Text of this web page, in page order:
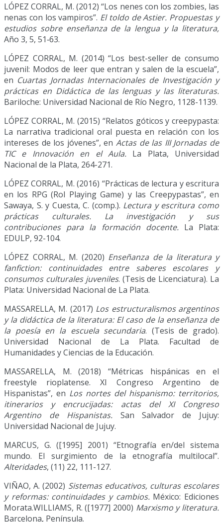
LÓPEZ CORRAL, M. (2012) “Los nenes con los zombies, las
nenas con los vampiros”. El toldo de Astier. Propuestas y
estudios sobre enseñanza de la lengua y la literatura,
Año 3, 5, 51‐63.
LÓPEZ CORRAL, M. (2014) “Los best-seller de consumo
juvenil: Modos de leer que entran y salen de la escuela”,
en Cuartas Jornadas Internacionales de Investigación y
prácticas en Didáctica de las lenguas y las literaturas.
Bariloche: Universidad Nacional de Río Negro, 1128-1139.
LÓPEZ CORRAL, M. (2015) “Relatos góticos y creepypasta:
La narrativa tradicional oral puesta en relación con los
intereses de los jóvenes”, en Actas de las III Jornadas de
TIC e Innovación en el Aula. La Plata, Universidad
Nacional de la Plata, 264-271.
LÓPEZ CORRAL, M. (2016) “Prácticas de lectura y escritura
en los RPG (Rol Playing Game) y las Creepypastas”, en
Sawaya, S. y Cuesta, C. (comp.). Lectura y escritura como
prácticas culturales. La investigación y sus
contribuciones para la formación docente. La Plata:
EDULP, 92-104.
LÓPEZ CORRAL, M. (2020) Enseñanza de la literatura y
fanfiction: continuidades entre saberes escolares y
consumos culturales juveniles. (Tesis de Licenciatura). La
Plata: Universidad Nacional de La Plata.
MASSARELLA, M. (2017) Los estructuralismos argentinos
y la didáctica de la literatura: El caso de la enseñanza de
la poesía en la escuela secundaria. (Tesis de grado).
Universidad Nacional de La Plata. Facultad de
Humanidades y Ciencias de la Educación.
MASSARELLA, M. (2018) “Métricas hispánicas en el
freestyle rioplatense. XI Congreso Argentino de
Hispanistas”, en Los nortes del hispanismo: territorios,
itinerarios y encrucijadas: actas del XI Congreso
Argentino de Hispanistas. San Salvador de Jujuy:
Universidad Nacional de Jujuy.
MARCUS, G. ([1995] 2001) “Etnografía en/del sistema
mundo. El surgimiento de la etnografía multilocal”.
Alteridades, (11) 22, 111-127.
VIÑAO, A. (2002) Sistemas educativos, culturas escolares
y reformas: continuidades y cambios. México: Ediciones
Morata.WILLIAMS, R. ([1977] 2000) Marxismo y literatura.
Barcelona, Península.